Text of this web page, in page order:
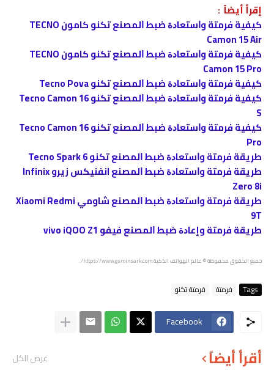
إقرأ أيضاً :
كيفية فرمتة وﺍﺳﺘﻌﺎﺩﺓ ﺿﺒﻂ ﺍﻟﻤﺼﻨﻊ تكنو كامون TECNO
Camon 15 Air
كيفية فرمتة وﺍﺳﺘﻌﺎﺩﺓ ﺿﺒﻂ ﺍﻟﻤﺼﻨﻊ تكنو كامون TECNO
Camon 15 Pro
كيفية فرمتة وﺍﺳﺘﻌﺎﺩﺓ ﺿﺒﻂ ﺍﻟﻤﺼﻨﻊ تكنو Tecno Pova
كيفية فرمتة وﺍﺳﺘﻌﺎﺩﺓ ﺿﺒﻂ ﺍﻟﻤﺼﻨﻊ تكنو Tecno Camon 16
S
كيفية فرمتة وﺍﺳﺘﻌﺎﺩﺓ ﺿﺒﻂ ﺍﻟﻤﺼﻨﻊ تكنو Tecno Camon 16
Pro
طريقة فرمتة وﺍﺳﺘﻌﺎﺩﺓ ﺿﺒﻂ ﺍﻟﻤﺼﻨﻊ تكنو Tecno Spark 6
طريقة فرمتة وﺍﺳﺘﻌﺎﺩﺓ ﺿﺒﻂ ﺍﻟﻤﺼﻨﻊ انفنيكس زيرو Infinix
Zero 8i
طريقة فرمتة وﺍﺳﺘﻌﺎﺩﺓ ﺿﺒﻂ ﺍﻟﻤﺼﻨﻊ شاومي Xiaomi Redmi
9T
طريقة فرمتة وإعاﺩﺓ ﺿﺒﻂ ﺍﻟﻤﺼﻨﻊ فيفو vivo iQOO Z1
جميع الحقوق محفوظة © عالم الهواتف الذكية https://www.gsminsark.com/ .
Tags فرمتة فرمتة تكنو
Facebook
أقرأ أيضاً عرض الكل